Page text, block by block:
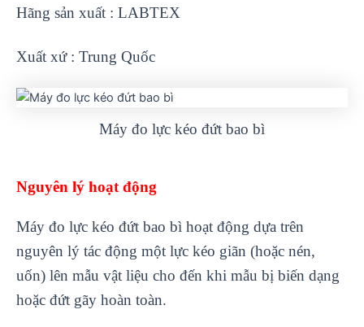
Hãng sản xuất : LABTEX
Xuất xứ : Trung Quốc
Máy đo lực kéo đứt bao bì
Nguyên lý hoạt động
Máy đo lực kéo đứt bao bì hoạt động dựa trên
nguyên lý tác động một lực kéo giãn (hoặc nén,
uốn) lên mẫu vật liệu cho đến khi mẫu bị biến dạng
hoặc đứt gãy hoàn toàn.